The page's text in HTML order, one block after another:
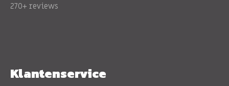
270+ reviews
Klantenservice